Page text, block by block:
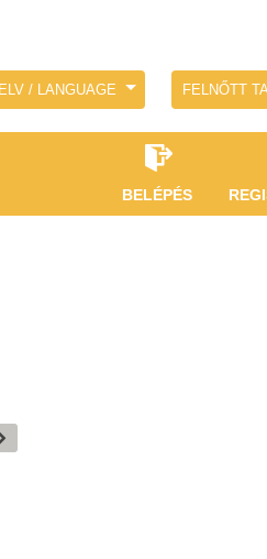
/ LANGUAGE FELNŐTT
BELÉPÉS